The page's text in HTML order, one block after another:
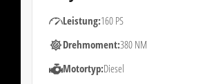
Leistung:160 PS
Drehmoment:380 NM
Motortyp:Diesel